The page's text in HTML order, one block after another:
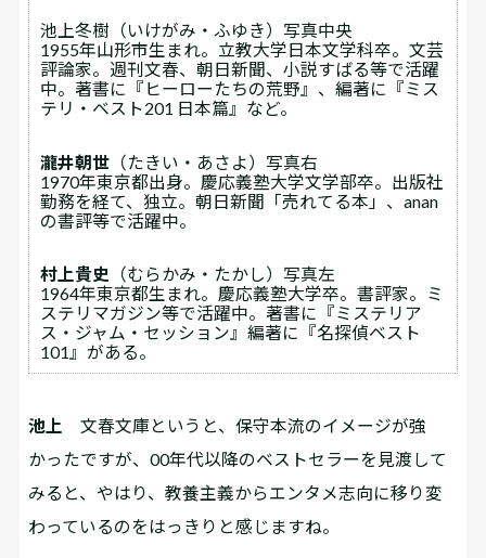
池上冬樹 （いけがみ・ふゆき）写真中央
1955年山形市生まれ。立教大学日本文学科卒。文芸
評論家。週刊文春、朝日新聞、小説すばる等で活躍
中。著書に『ヒーローたちの荒野』、編著に『ミス
テリ・ベスト201 日本篇』など。
瀧井朝世 （たきい・あさよ）写真右
1970年東京都出身。慶応義塾大学文学部卒。出版社
勤務を経て、独立。朝日新聞「売れてる本」、anan
の書評等で活躍中。
村上貴史
（むらかみ・たかし）写真左
1964年東京都生まれ。慶応義塾大学卒。書評家。ミ
ステリマガジン等で活躍中。著書に『ミステリア
ス・ジャム・セッション』編著に『名探偵ベスト
101』がある。
池上
文春文庫というと、保守本流のイメージが強
かったですが、00年代以降のベストセラーを見渡して
みると、やはり、教養主義からエンタメ志向に移り変
わっているのをはっきりと感じますね。